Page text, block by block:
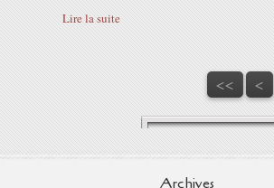
Lire la suite
<< <
Archives